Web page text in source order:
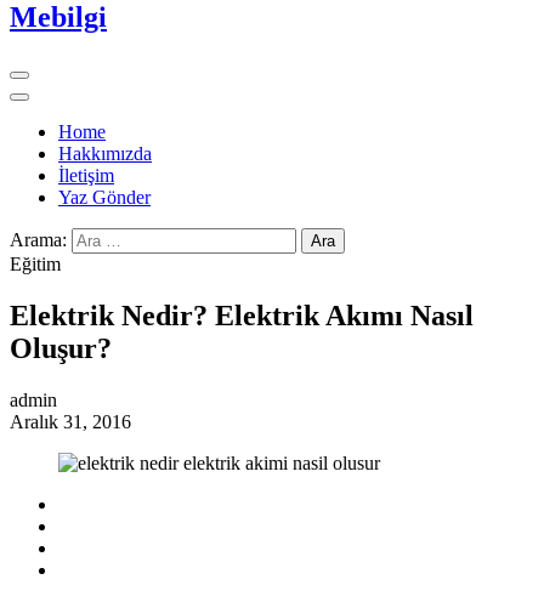
Mebilgi
Home
Hakkımızda
İletişim
Yaz Gönder
Arama:
Eğitim
Elektrik Nedir? Elektrik Akımı Nasıl
Oluşur?
admin
Aralık 31, 2016